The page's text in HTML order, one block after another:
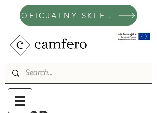
OFICJALNY SKLEP CAMFERO